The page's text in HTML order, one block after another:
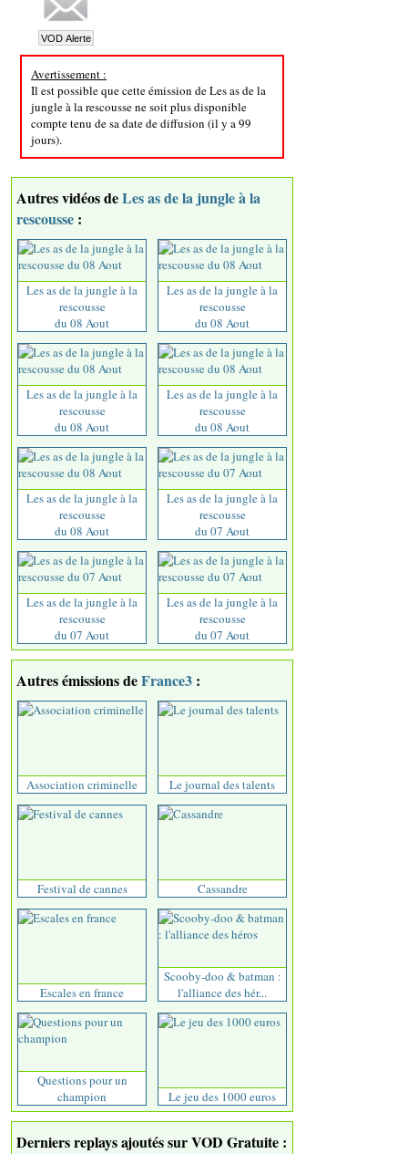
Avertissement :
Il est possible que cette émission de Les as de la
jungle à la rescousse ne soit plus disponible
compte tenu de sa date de diffusion (il y a 99
jours).
Autres vidéos deLes as de la jungle à la
rescousse :
Les as de la jungle à la
rescousse
du 08 Aout
Les as de la jungle à la
rescousse
du 08 Aout
Les as de la jungle à la
rescousse
du 08 Aout
Les as de la jungle à la
rescousse
du 08 Aout
Les as de la jungle à la
rescousse
du 08 Aout
Les as de la jungle à la
rescousse
du 07 Aout
Les as de la jungle à la
rescousse
du 07 Aout
Les as de la jungle à la
rescousse
du 07 Aout
Autres émissions deFrance3 :
Association criminelle Le journal des talents
Festival de cannes Cassandre
Escales en france
Scooby-doo & batman :
l'alliance des hér...
Questions pour un
champion
Le jeu des 1000 euros
Derniers replays ajoutés sur VOD Gratuite :